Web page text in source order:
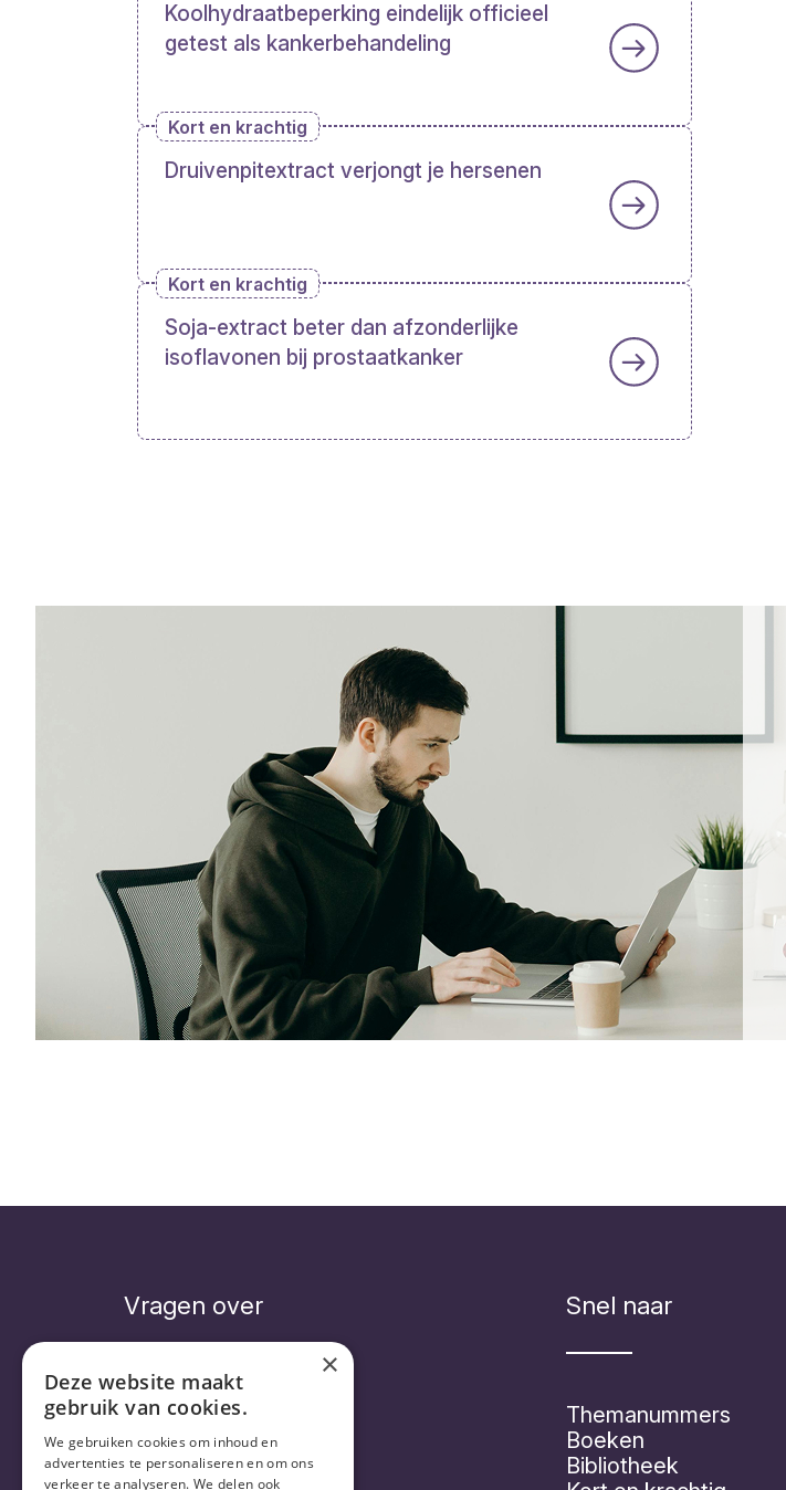
Koolhydraatbeperking eindelijk officieel
getest als kankerbehandeling
Kort en krachtig
Druivenpitextract verjongt je hersenen
Kort en krachtig
Soja-extract beter dan afzonderlijke
isoflavonen bij prostaatkanker
Vragen over
Veelgestelde vragen
Abonnement
Levering
Snel naar
Themanummers
Boeken
Bibliotheek
×
Deze website maakt
gebruik van cookies.
We gebruiken cookies om inhoud en
advertenties te personaliseren en om ons
verkeer te analyseren. We delen ook